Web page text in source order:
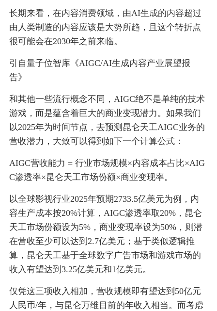
长期来看，在内容消费领域，由AI生成的内容超过
由人类制造的内容应该是大势所趋，且这个转折点
很可能会在2030年之前来临。
引自量子位智库《AIGC/AI生成内容产业展望报
告》
和其他一些流行概念不同，AIGC绝不是单纯的技术
游戏，而是蕴含着巨大的商业变现潜力。如果我们
以2025年为时间节点，去预测昆仑天工AIGC业务的
营收潜力，大致可以得到如下一个计算公式：
AIGC营收能力 = 行业市场规模×内容成本占比×AIG
C渗透率×昆仑天工市场份额×商业变现率。
以全球影视行业2025年预期2733.5亿美元为例，内
容生产成本按20%计算，AIGC渗透率取20%，昆仑
天工市场份额设为5%，商业变现率设为50%，则潜
在营收至少可以达到2.7亿美元；基于类似逻辑推
算，昆仑天工基于全球数字广告市场和游戏市场的
收入有望达到3.25亿美元和1亿美元。
仅凭这三项收入相加，营收规模即有望达到50亿元
人民币/年，与昆仑万维目前的年收入相当。而考虑